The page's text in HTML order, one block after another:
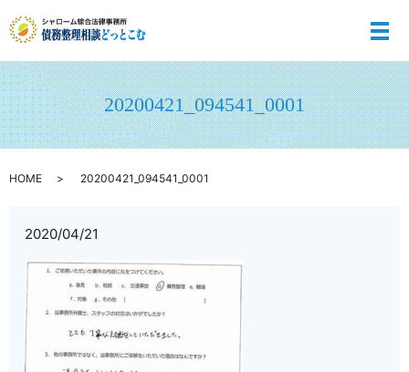
メ
20200421_094541_0001
HOME 20200421_094541_0001
2020/04/21